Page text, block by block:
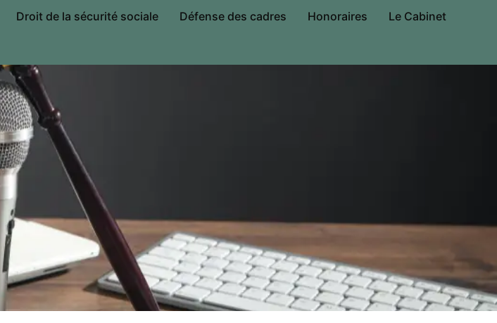
Droit de la sécurité sociale Défense des cadres Honoraires Le Cabinet